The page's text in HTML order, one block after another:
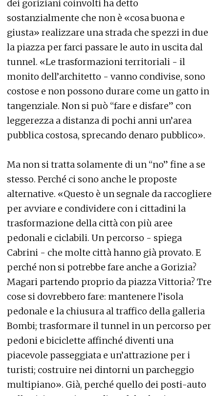
dei goriziani coinvolti ha detto
sostanzialmente che non è «cosa buona e
giusta» realizzare una strada che spezzi in due
la piazza per farci passare le auto in uscita dal
tunnel. «Le trasformazioni territoriali - il
monito dell’architetto - vanno condivise, sono
costose e non possono durare come un gatto in
tangenziale. Non si può “fare e disfare” con
leggerezza a distanza di pochi anni un’area
pubblica costosa, sprecando denaro pubblico».
Ma non si tratta solamente di un “no” fine a se
stesso. Perché ci sono anche le proposte
alternative. «Questo è un segnale da raccogliere
per avviare e condividere con i cittadini la
trasformazione della città con più aree
pedonali e ciclabili. Un percorso - spiega
Cabrini - che molte città hanno già provato. E
perché non si potrebbe fare anche a Gorizia?
Magari partendo proprio da piazza Vittoria? Tre
cose si dovrebbero fare: mantenere l’isola
pedonale e la chiusura al traffico della galleria
Bombi; trasformare il tunnel in un percorso per
pedoni e biciclette affinché diventi una
piacevole passeggiata e un’attrazione per i
turisti; costruire nei dintorni un parcheggio
multipiano». Già, perché quello dei posti-auto